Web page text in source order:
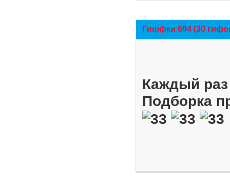
Гиффки 694 (30
Каждый
Подборка